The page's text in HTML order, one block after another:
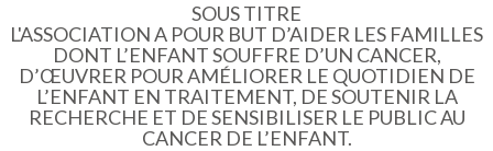
SOUS TITRE
L'ASSOCIATION A POUR BUT D’AIDER LES FAMILLES
DONT L’ENFANT SOUFFRE D’UN CANCER,
D’ŒUVRER POUR AMÉLIORER LE QUOTIDIEN DE
L’ENFANT EN TRAITEMENT, DE SOUTENIR LA
RECHERCHE ET DE SENSIBILISER LE PUBLIC AU
CANCER DE L’ENFANT.